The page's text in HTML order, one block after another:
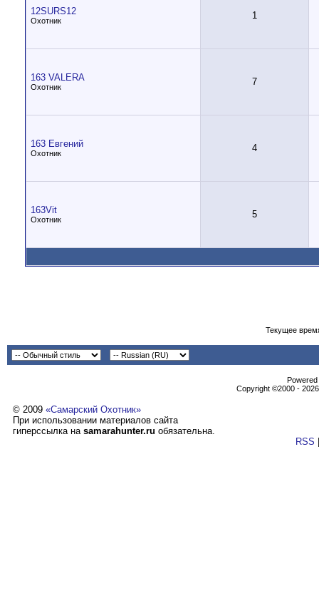
12SURS12
Охотник 1
163 VALERA
Охотник 7
163 Евгений
Охотник 4
163Vit
Охотник 5
Текущее
Copyright ©2000 -
© 2009 «Самарский Охотник»
При использовании материалов сайта
гиперссылка на samarahunter.ru обязательна.
RSS